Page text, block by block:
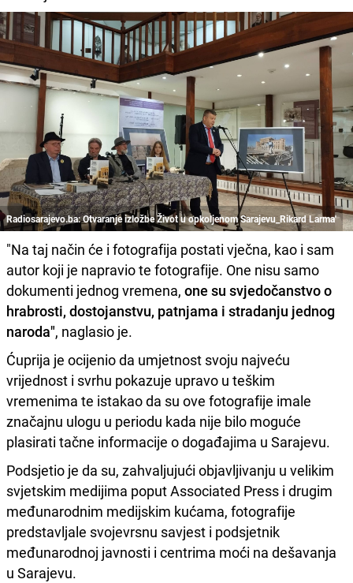
Radiosarajevo.ba: Otvaranje izložbe Život u opkoljenom Sarajevu_Rikard Larma'
"Na taj način će i fotografija postati vječna, kao i sam
autor koji je napravio te fotografije. One nisu samo
dokumenti jednog vremena, one su svjedočanstvo o
hrabrosti, dostojanstvu, patnjama i stradanju jednog
naroda", naglasio je.
Ćuprija je ocijenio da umjetnost svoju najveću
vrijednost i svrhu pokazuje upravo u teškim
vremenima te istakao da su ove fotografije imale
značajnu ulogu u periodu kada nije bilo moguće
plasirati tačne informacije o događajima u Sarajevu.
Podsjetio je da su, zahvaljujući objavljivanju u velikim
svjetskim medijima poput Associated Press i drugim
međunarodnim medijskim kućama, fotografije
predstavljale svojevrsnu savjest i podsjetnik
međunarodnoj javnosti i centrima moći na dešavanja
u Sarajevu.